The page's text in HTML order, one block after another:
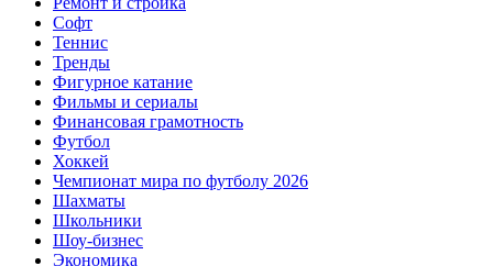
Софт
Теннис
Тренды
Фигурное катание
Фильмы и сериалы
Финансовая грамотность
Футбол
Хоккей
Чемпионат мира по футболу 2026
Шахматы
Школьники
Шоу-бизнес
Экономика